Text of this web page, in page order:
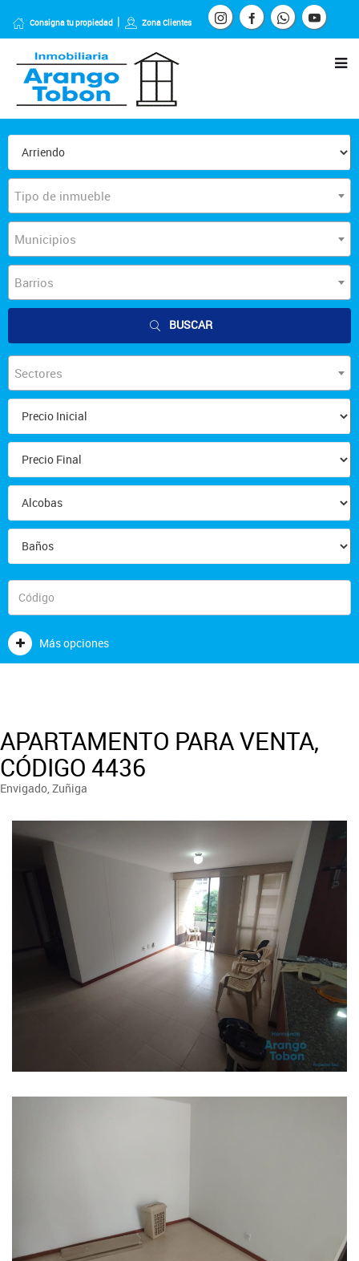
Consigna tu propiedad Zona Clientes
Tipo de inmueble
Municipios
Barrios
BUSCAR
Sectores
Más opciones
APARTAMENTO PARA VENTA,
CÓDIGO 4436
Envigado, Zuñiga